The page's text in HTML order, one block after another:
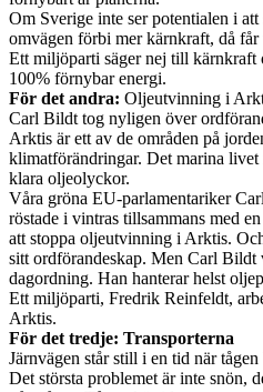
Om Sverige inte ser potentialen i
omvägen förbi mer kärnkraft, då
Ett miljöparti säger nej till
100% förnybar energi.
För det andra: Oljeutvinning i
Carl Bildt tog nyligen över
Arktis är ett av de områden på
klimatförändringar. Det marina livet
klara oljeolyckor.
Våra gröna EU-parlamentariker
röstade i vintras tillsammans med
att stoppa oljeutvinning i Arktis.
sitt ordförandeskap. Men Carl Bildt
dagordning. Han hanterar helst
Ett miljöparti, Fredrik Reinfeldt,
Arktis.
För det tredje: Transporterna
Järnvägen står still i en tid när
Det största problemet är inte snön,